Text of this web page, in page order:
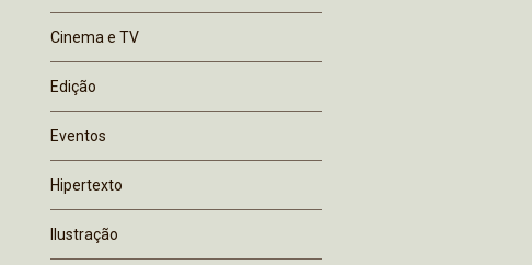
Cinema e TV
Edição
Eventos
Hipertexto
Ilustração